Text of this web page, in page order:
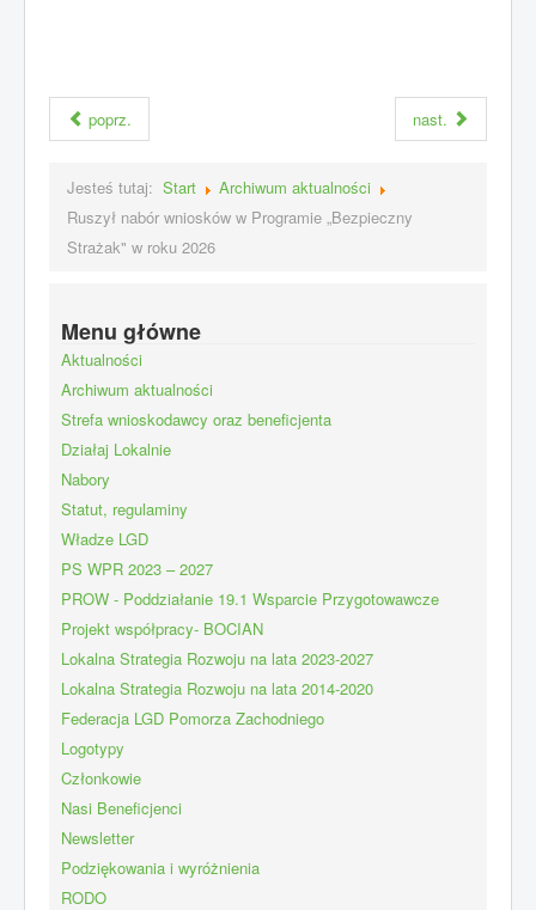
poprz. nast.
Jesteś tutaj: Start
Archiwum aktualności
Ruszył nabór wniosków w Programie „Bezpieczny
Strażak" w roku 2026
Menu główne
Aktualności
Archiwum aktualności
Strefa wnioskodawcy oraz beneficjenta
Działaj Lokalnie
Nabory
Statut, regulaminy
Władze LGD
PS WPR 2023 – 2027
PROW - Poddziałanie 19.1 Wsparcie Przygotowawcze
Projekt współpracy- BOCIAN
Lokalna Strategia Rozwoju na lata 2023-2027
Lokalna Strategia Rozwoju na lata 2014-2020
Federacja LGD Pomorza Zachodniego
Logotypy
Członkowie
Nasi Beneficjenci
Newsletter
Podziękowania i wyróżnienia
RODO